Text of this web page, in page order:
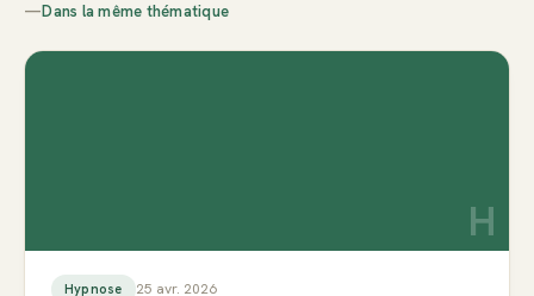
—Dans la même thématique
H
Hypnose 25 avr. 2026